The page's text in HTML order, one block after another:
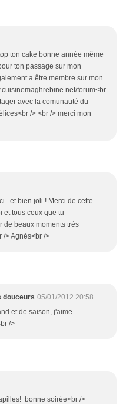
ton cake bonne année même
ton passage sur mon
a être membre sur mon
forum<br
avec la comunauté du
/> <br /> merci mon
bien joli ! Merci de cette
et tous ceux que tu
de beaux moments très
/> Agnès<br />
douceurs 05/01/2012 20:58
et de saison, j'aime
/>
bonne soirée<br />